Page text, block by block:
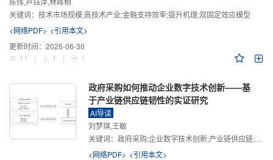
关键词： 技术市场规模;高技术产业;金融支持效率;提升机理;双固定效应模型
<网络PDF> <引用本文>
更新时间： 2026-06-30
11
| 1 | 1
政府采购如何推动企业数字技术创新——基
于产业链供应链韧性的实证研究
AI导读
刘梦琪,王敏
关键词： 政府采购;企业数字技术创新;产业链供应链;产业链供应链韧性;需求侧财政政策
<网络PDF> <引用本文>